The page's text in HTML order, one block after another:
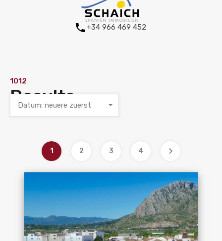
+34 966 469 452
1012
Results
Datum: neuere zuerst
1 2 3 4